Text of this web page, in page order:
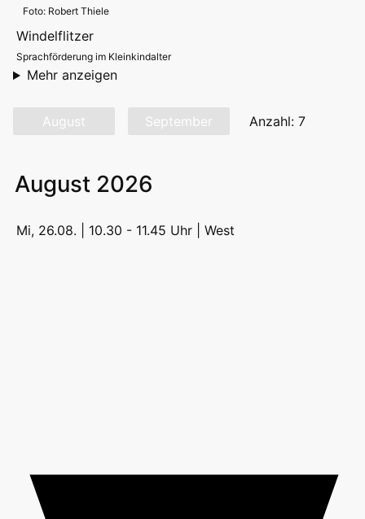
Foto: Robert Thiele
Windelflitzer
Sprachförderung im Kleinkindalter
Mehr anzeigen
August September Anzahl: 7
August 2026
Mi, 26.08. | 10.30 - 11.45 Uhr | West